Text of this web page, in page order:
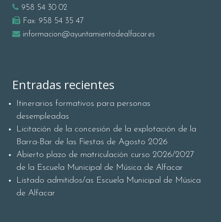
958 54 30 02
Fax: 958 54 35 47
informacion@ayuntamientodealfacar.es
Entradas recientes
Itinerarios formativos para personas
desempleadas
Licitación de la concesión de la explotación de la
Barra-Bar de las Fiestas de Agosto 2026
Abierto plazo de matriculación curso 2026/2027
de la Escuela Municipal de Música de Alfacar
Listado admitidos/as Escuela Municipal de Música
de Alfacar